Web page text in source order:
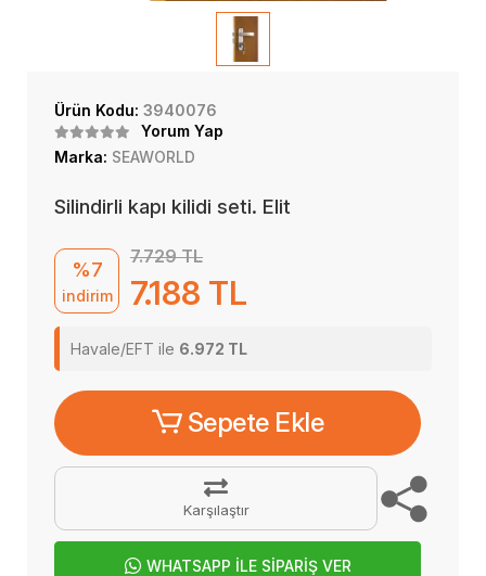
Ürün Kodu: 3940076
Yorum Yap
Marka: SEAWORLD
Silindirli kapı kilidi seti. Elit
%7
indirim
7.729 TL
7.188 TL
Havale/EFT ile 6.972 TL
Sepete Ekle
Karşılaştır
WHATSAPP İLE SİPARİŞ VER